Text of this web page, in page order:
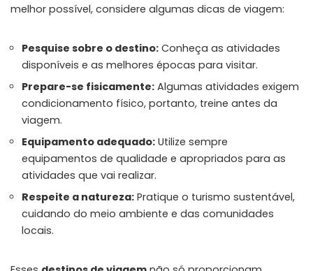
melhor possível, considere algumas dicas de viagem:
Pesquise sobre o destino: Conheça as atividades
disponíveis e as melhores épocas para visitar.
Prepare-se fisicamente: Algumas atividades exigem
condicionamento físico, portanto, treine antes da
viagem.
Equipamento adequado: Utilize sempre
equipamentos de qualidade e apropriados para as
atividades que vai realizar.
Respeite a natureza: Pratique o turismo sustentável,
cuidando do meio ambiente e das comunidades
locais.